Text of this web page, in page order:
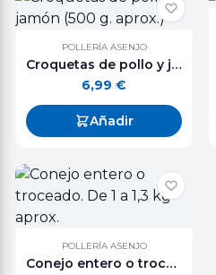
POLLERÍA ASENJO
Croquetas de pollo y jamón (500 g. aprox.)
6,99 €
Añadir
POLLERÍA ASENJO
Conejo entero o troceado. De 1 a 1,3 kg aprox.